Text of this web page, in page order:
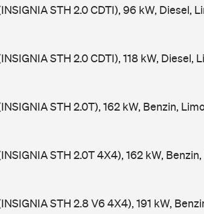
STH 2.0 CDTI), 96 kW, Diesel,
STH 2.0 CDTI), 118 kW, Diesel,
STH 2.0T), 162 kW, Benzin,
STH 2.0T 4X4), 162 kW,
STH 2.8 V6 4X4), 191 kW,